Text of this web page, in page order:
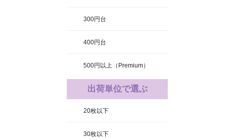
300円台
400円台
500円以上（Premium）
出荷単位で選ぶ
20枚以下
30枚以下